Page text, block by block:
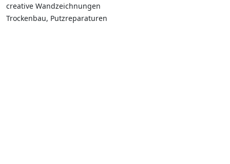
creative Wandzeichnungen
Trockenbau, Putzreparaturen